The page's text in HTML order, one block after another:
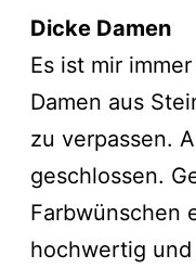
Dicke Damen
Es ist mir
Damen aus
zu verpassen.
geschlossen.
Farbwünschen
hochwertig